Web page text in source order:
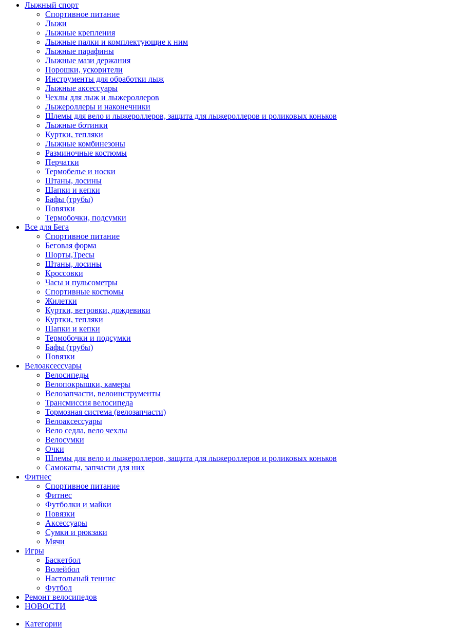
Лыжный спорт
Спортивное питание
Лыжи
Лыжные крепления
Лыжные палки и комплектующие к ним
Лыжные парафины
Лыжные мази держания
Порошки, ускорители
Инструменты для обработки лыж
Лыжные аксессуары
Чехлы для лыж и лыжероллеров
Лыжероллеры и наконечники
Шлемы для вело и лыжероллеров, защита для лыжероллеров и роликовых коньков
Лыжные ботинки
Куртки, тепляки
Лыжные комбинезоны
Разминочные костюмы
Перчатки
Термобелье и носки
Штаны, лосины
Шапки и кепки
Бафы (трубы)
Повязки
Термобочки, подсумки
Все для Бега
Спортивное питание
Беговая форма
Шорты,Тресы
Штаны, лосины
Кроссовки
Часы и пульсометры
Спортивные костюмы
Жилетки
Куртки, ветровки, дождевики
Куртки, тепляки
Шапки и кепки
Термобочки и подсумки
Бафы (трубы)
Повязки
Велоаксессуары
Велосипеды
Велопокрышки, камеры
Велозапчасти, велоинструменты
Трансмиссия велосипеда
Тормозная система (велозапчасти)
Велоаксессуары
Вело седла, вело чехлы
Велосумки
Очки
Шлемы для вело и лыжероллеров, защита для лыжероллеров и роликовых коньков
Самокаты, запчасти для них
Фитнес
Спортивное питание
Фитнес
Футболки и майки
Повязки
Аксессуары
Сумки и рюкзаки
Мячи
Игры
Баскетбол
Волейбол
Настольный теннис
Футбол
Ремонт велосипедов
НОВОСТИ
Категории